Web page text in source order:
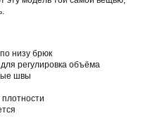
низу брюк
регулировка объёма
швы